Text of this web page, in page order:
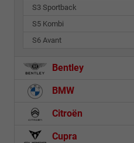
S3 Sportback
S5 Kombi
S6 Avant
Bentley
BMW
Citroën
Cupra